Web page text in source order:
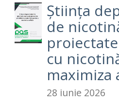
Știința
de
cu
maximiza
28 iunie 2026